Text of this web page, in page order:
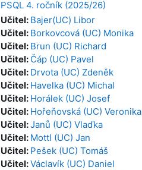
PSQL 4. ročník (2025/26)
Učitel: Bajer(UC) Libor
Učitel: Borkovcová (UC) Monika
Učitel: Brun (UC) Richard
Učitel: Čáp (UC) Pavel
Učitel: Drvota (UC) Zdeněk
Učitel: Havelka (UC) Michal
Učitel: Horálek (UC) Josef
Učitel: Hořeňovská (UC) Veronika
Učitel:Janů (UC) Vlaďka
Učitel: Mottl (UC) Jan
Učitel: Pešek (UC) Tomáš
Učitel:Václavík (UC) Daniel